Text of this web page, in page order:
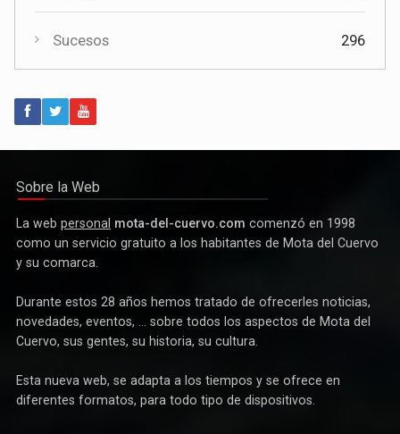
Política
Paco Núñez anuncia en Mota del Cuervo un plan de ayudas
Deportes
Éxito de la gran apuesta por la pista que la Peña Ciclista
Sucesos 296
Sobre la Web
La web personal mota-del-cuervo.com comenzó en 1998
como un servicio gratuito a los habitantes de Mota del Cuervo
y su comarca.
Durante estos 28 años hemos tratado de ofrecerles noticias,
novedades, eventos, ... sobre todos los aspectos de Mota del
Cuervo, sus gentes, su historia, su cultura.
Esta nueva web, se adapta a los tiempos y se ofrece en
diferentes formatos, para todo tipo de dispositivos.